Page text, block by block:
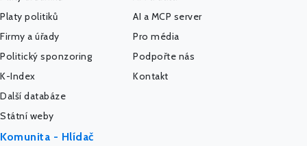
Platy politiků
Firmy a úřady
Politický sponzoring
K-Index
Další databáze
Státní weby
AI a MCP server
Pro média
Podpořte nás
Kontakt
Komunita - Hlídač